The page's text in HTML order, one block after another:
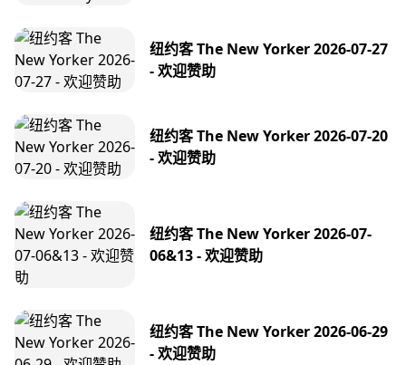
纽约客 The New Yorker 2026-07-27
- 欢迎赞助
纽约客 The New Yorker 2026-07-20
- 欢迎赞助
纽约客 The New Yorker 2026-07-
06&13 - 欢迎赞助
纽约客 The New Yorker 2026-06-29
- 欢迎赞助